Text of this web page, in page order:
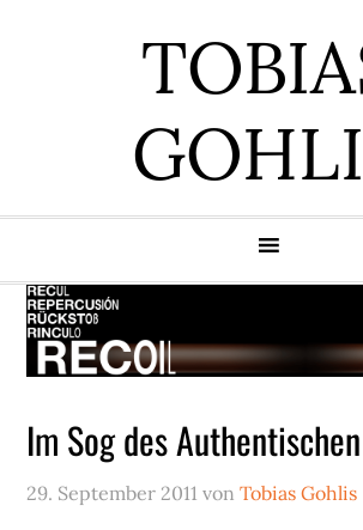
Im Sog des Authentischen
29. September 2011 vonTobias Gohlis